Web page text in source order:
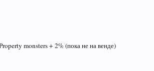
monsters + 2% (пока не на венде)